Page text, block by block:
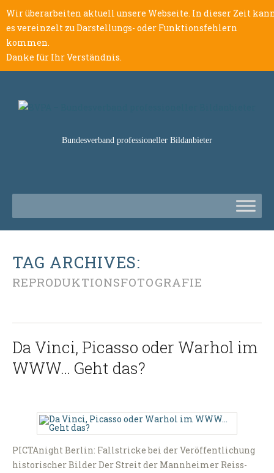
Wir überarbeiten aktuell unsere Webseite. In dieser Zeit
es vereinzelt zu Darstellungs- oder Funktionsfehlern
kommen.
Danke für Ihr Verständnis.
Bundesverband professioneller Bildanbieter
TAG ARCHIVES:
REPRODUKTIONSFOTOGRAFIE
Da Vinci, Picasso oder Warhol im
WWW… Geht das?
PICTAnight Berlin: Fallstricke bei der Veröffentlichung
historischer Bilder Der Streit der Mannheimer Reiss-